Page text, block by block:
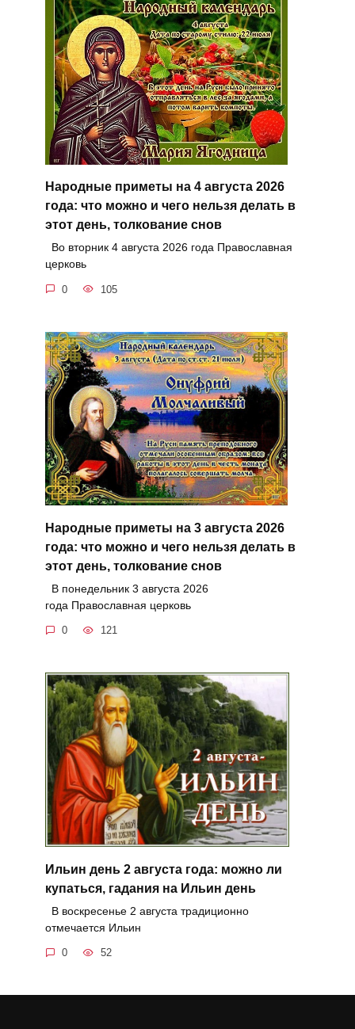
Народные приметы на 4 августа 2026
года: что можно и чего нельзя делать в
этот день, толкование снов
Во вторник 4 августа 2026 года Православная
церковь
0 105
Народные приметы на 3 августа 2026
года: что можно и чего нельзя делать в
этот день, толкование снов
В понедельник 3 августа 2026
года Православная церковь
0 121
Ильин день 2 августа года: можно ли
купаться, гадания на Ильин день
В воскресенье 2 августа традиционно
отмечается Ильин
0 52